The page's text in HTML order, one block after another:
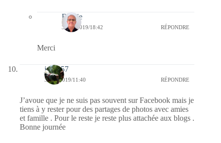
Bernie
30/12/2019/18:42 RÉPONDRE
Merci
jazzy57
30/12/2019/11:40 RÉPONDRE
J’avoue que je ne suis pas souvent sur Facebook mais je
tiens à y rester pour des partages de photos avec amies
et famille . Pour le reste je reste plus attachée aux blogs .
Bonne journée